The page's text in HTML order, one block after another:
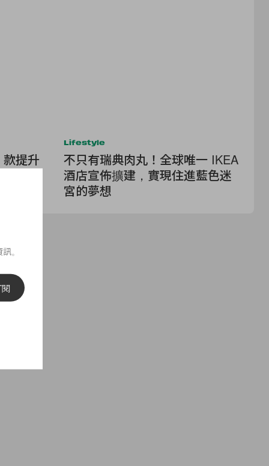
提升
Lifestyle
不只有瑞典肉丸！全球唯一 IKEA
酒店宣佈擴建，實現住進藍色迷
宮的夢想
會
。